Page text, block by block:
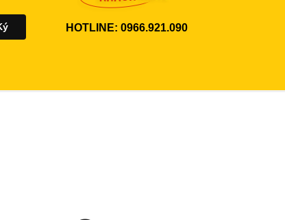
HOTLINE: 0966.921.090